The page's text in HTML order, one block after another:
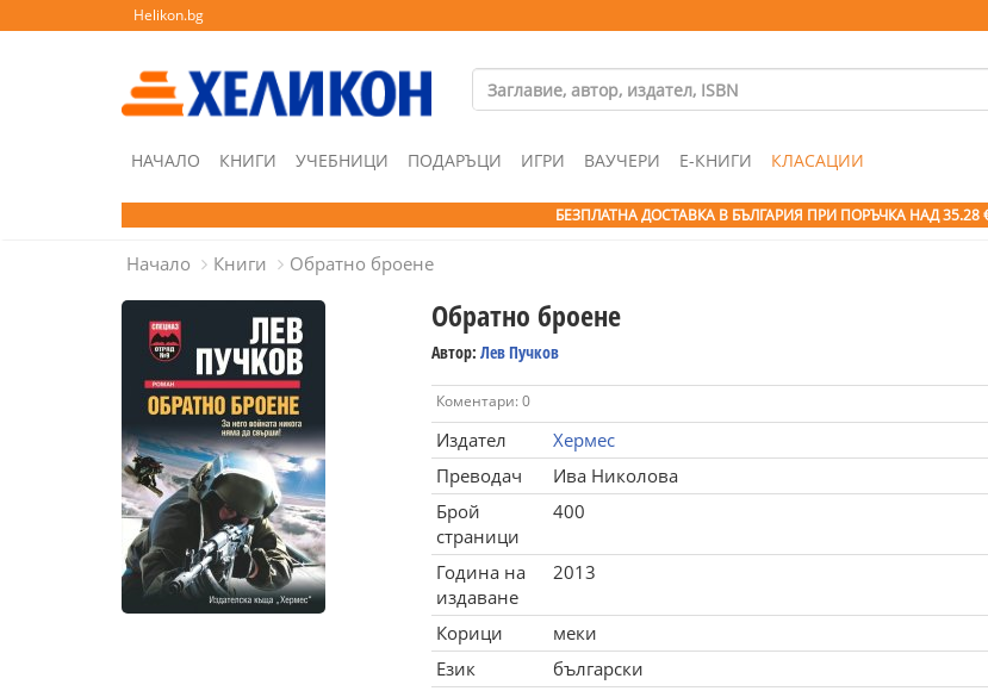
Helikon.bg
НАЧАЛО КНИГИ УЧЕБНИЦИ ПОДАРЪЦИ ИГРИ ВАУЧЕРИ Е-КНИГИ КЛАСАЦИИ
БЕЗПЛАТНА ДОСТАВКА В БЪЛГАРИЯ ПРИ ПОРЪЧКА НАД 35.28
Начало Книги Обратно броене
Обратно броене
Автор: Лев Пучков
Коментари: 0
Издател
Хермес
Преводач
Ива Николова
Брой
страници
400
Година на
издаване
2013
Корици
меки
Език
български